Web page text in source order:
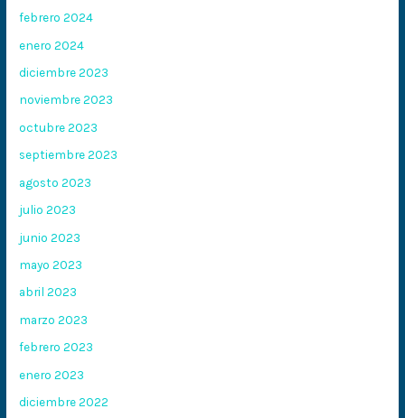
febrero 2024
enero 2024
diciembre 2023
noviembre 2023
octubre 2023
septiembre 2023
agosto 2023
julio 2023
junio 2023
mayo 2023
abril 2023
marzo 2023
febrero 2023
enero 2023
diciembre 2022